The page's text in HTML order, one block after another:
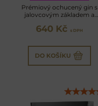
Prémiový ochucený gin s
jalovcovým základem a
sicilských citrusů
640 Kč s DPH
DO KOŠÍKU